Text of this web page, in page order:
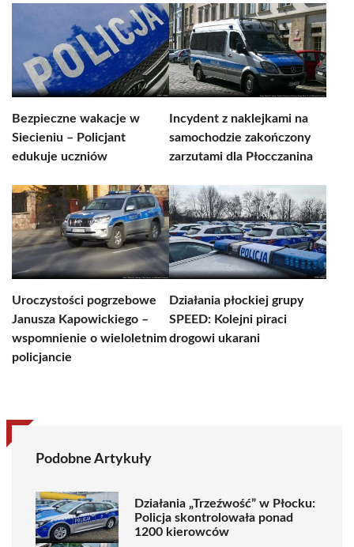
Bezpieczne wakacje w
Siecieniu – Policjant
edukuje uczniów
Incydent z naklejkami na
samochodzie zakończony
zarzutami dla Płocczanina
Uroczystości pogrzebowe
Janusza Kapowickiego –
wspomnienie o wieloletnim
policjancie
Działania płockiej grupy
SPEED: Kolejni piraci
drogowi ukarani
Podobne Artykuły
Działania „Trzeźwość” w Płocku:
Policja skontrolowała ponad
1200 kierowców